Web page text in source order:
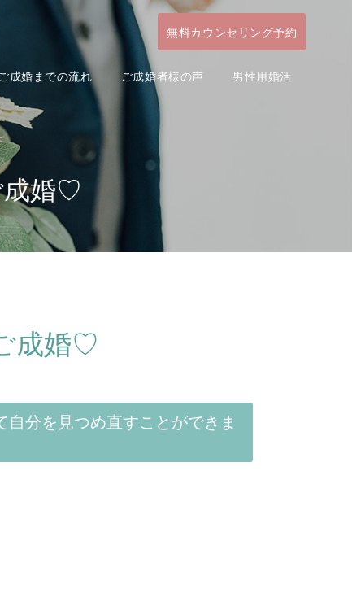
成婚♡
成婚♡
自分を見つめ直すことができま
無料カウンセリング予約
成婚までの流れ ご成婚者様の声 男性用婚活